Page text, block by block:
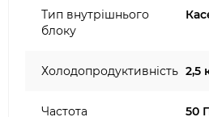
Тип внутрішнього
блоку
Холодопродуктивність 2,5
Частота 50